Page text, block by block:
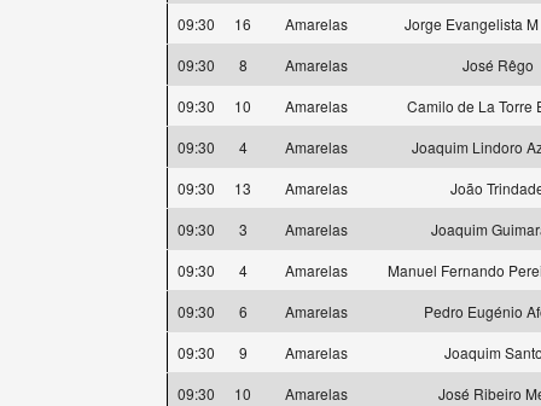
09:30
16 Amarelas
Jorge Evangelista
09:30
8 Amarelas
José Rêgo
09:30
10 Amarelas
Camilo de La Torre
09:30
4 Amarelas
Joaquim Lindoro
09:30
13 Amarelas
João
09:30
3 Amarelas
Joaquim
09:30
4 Amarelas
Manuel Fernando
09:30
6 Amarelas
Pedro Eugénio
09:30
9 Amarelas
Joaquim
09:30
10 Amarelas
José Ribeiro